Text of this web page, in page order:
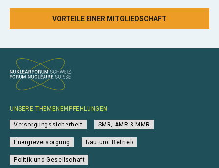
VORTEILE EINER MITGLIEDSCHAFT
UNSERE THEMENEMPFEHLUNGEN
Versorgungssicherheit SMR, AMR & MMR
Energieversorgung Bau und Betrieb
Politik und Gesellschaft